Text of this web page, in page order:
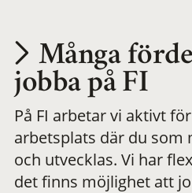
Utvecklas på
meningsfull
flexibel
Många
jobba på FI
På FI arbetar vi aktivt
arbetsplats där du som
och utvecklas. Vi har
det finns möjlighet att